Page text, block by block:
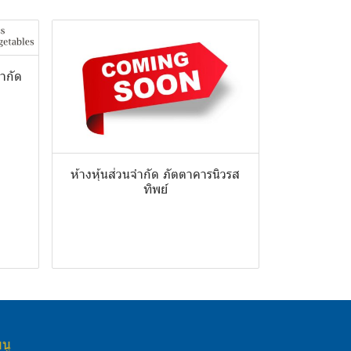
กัด
ห้างหุ้นส่วนจำกัด ภัตตาคารนิวรส
ทิพย์
นู